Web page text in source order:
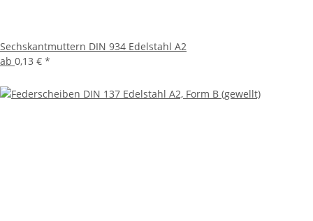
Sechskantmuttern DIN 934 Edelstahl A2
ab 0,13 € *